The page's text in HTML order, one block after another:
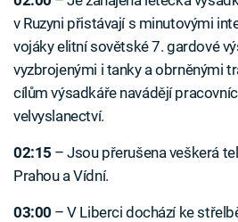
v Ruzyni přistávají s minutovými
vojáky elitní sovětské 7. gardové
vyzbrojenými i tanky a obrněnými
cílům výsadkáře navádějí
velvyslanectví.
02:15 –⁠ Jsou přerušena veškerá
Prahou a Vídní.
03:00 –⁠ V Liberci dochází ke